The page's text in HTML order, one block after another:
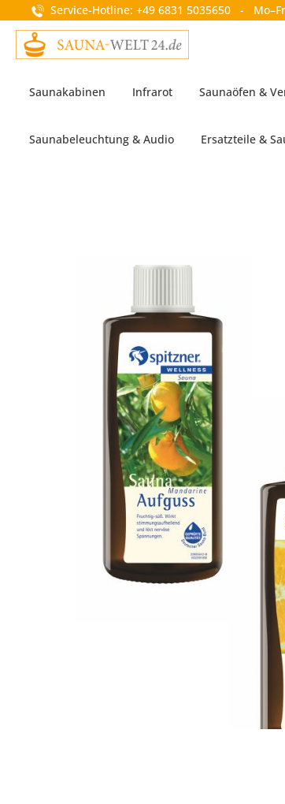
Zur Hauptnavigation springen
Service-Hotline: +49 6831 5035650 -
Saunakabinen Infrarot Saunaöfen &
Saunabeleuchtung & Audio Ersatzteile &
Bildergalerie überspringen